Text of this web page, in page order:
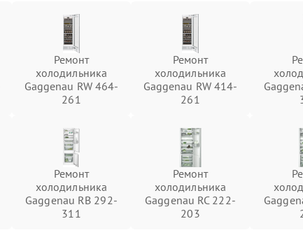
Ремонт
холодильника
Gaggenau RW 464-
261
Ремонт
холодильника
Gaggenau RW 414-
261
Ремонт
холодильника
Gaggenau RB 292-
311
Ремонт
холодильника
Gaggenau RC 222-
203